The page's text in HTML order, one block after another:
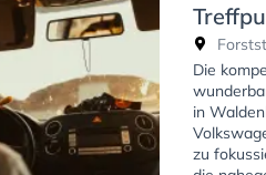
Die
in
zu